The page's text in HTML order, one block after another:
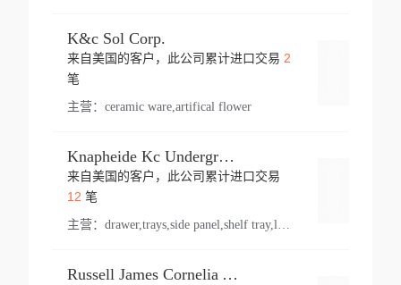
K&c Sol Corp.
来自美国的客户，此公司累计进口交易 2
笔
主营： ceramic ware,artifical flower
Knapheide Kc Underground
来自美国的客户，此公司累计进口交易
12 笔
主营：
Russell James Cornelia Arlington Va